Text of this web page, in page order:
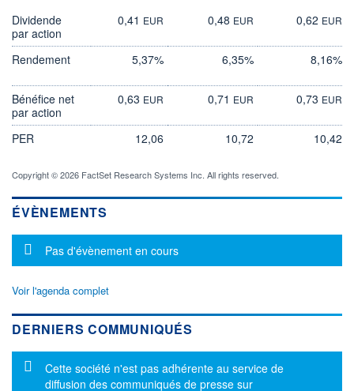
Dividende
par action
0,41 EUR 0,48 EUR 0,62 EUR
Rendement 5,37% 6,35% 8,16%
Bénéfice net
par action
0,63 EUR 0,71 EUR 0,73 EUR
PER 12,06 10,72 10,42
Copyright © 2026 FactSet Research Systems Inc. All rights reserved.
ÉVÈNEMENTS
Message d'information
Pas d'évènement en cours
Voir l'agenda complet
DERNIERS COMMUNIQUÉS
Message d'information
Cette société n'est pas adhérente au service de
diffusion des communiqués de presse sur